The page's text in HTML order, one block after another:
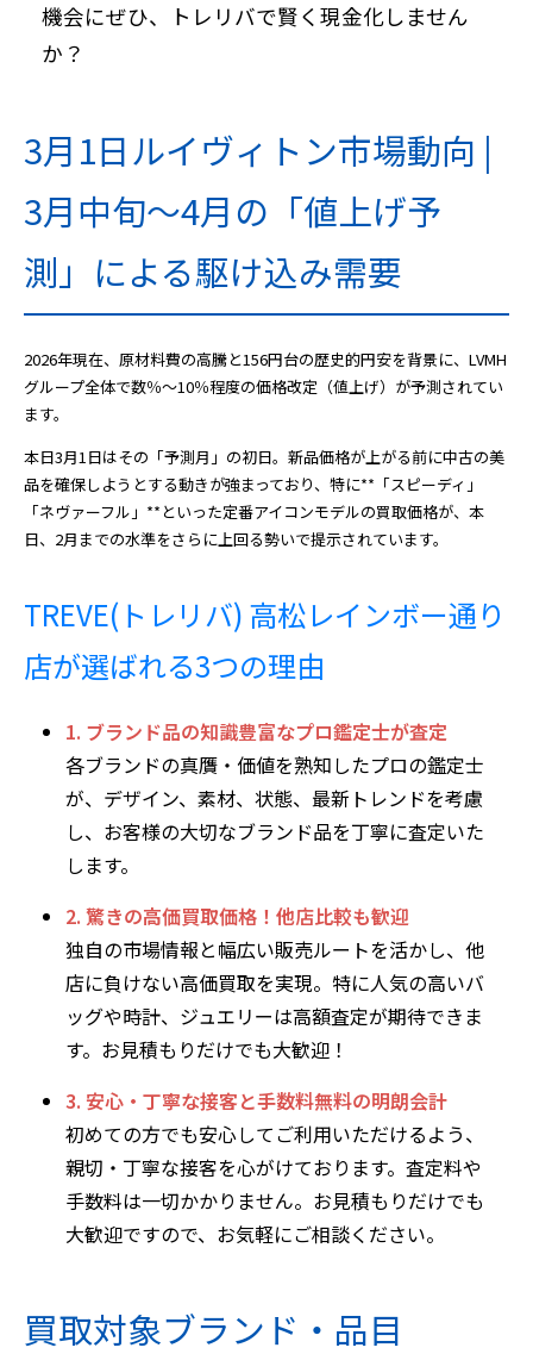
機会にぜひ、トレリバで賢く現金化しません
か？
3月1日ルイヴィトン市場動向 |
3月中旬〜4月の「値上げ予
測」による駆け込み需要
2026年現在、原材料費の高騰と156円台の歴史的円安を背景に、LVMH
グループ全体で数％〜10％程度の価格改定（値上げ）が予測されてい
ます。
本日3月1日はその「予測月」の初日。新品価格が上がる前に中古の美
品を確保しようとする動きが強まっており、特に**「スピーディ」
「ネヴァーフル」**といった定番アイコンモデルの買取価格が、本
日、2月までの水準をさらに上回る勢いで提示されています。
TREVE(トレリバ) 高松レインボー通り
店が選ばれる3つの理由
1. ブランド品の知識豊富なプロ鑑定士が査定
各ブランドの真贋・価値を熟知したプロの鑑定士
が、デザイン、素材、状態、最新トレンドを考慮
し、お客様の大切なブランド品を丁寧に査定いた
します。
2. 驚きの高価買取価格！他店比較も歓迎
独自の市場情報と幅広い販売ルートを活かし、他
店に負けない高価買取を実現。特に人気の高いバ
ッグや時計、ジュエリーは高額査定が期待できま
す。お見積もりだけでも大歓迎！
3. 安心・丁寧な接客と手数料無料の明朗会計
初めての方でも安心してご利用いただけるよう、
親切・丁寧な接客を心がけております。査定料や
手数料は一切かかりません。お見積もりだけでも
大歓迎ですので、お気軽にご相談ください。
買取対象ブランド・品目